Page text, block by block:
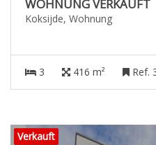
WOHNUNG VERKAUFT
Koksijde, Wohnung
3 416 m² Ref.
Verkauft